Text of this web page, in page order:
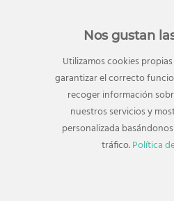
Vestidos
Una prenda fácil de
abrigo negro. Lo cierto es
preciosidades en estas
variedad de estilos
algo para ocasión
Nos gustan
Utilizamos cookies
garantizar el correcto
recoger información
nuestros servicios y
personalizada
tráfico.Política